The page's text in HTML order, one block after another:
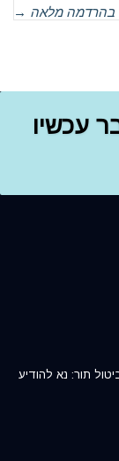
בהרדמה מלאה →
עכשיו
תור: נא להודיע